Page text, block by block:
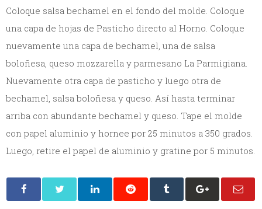
Coloque salsa bechamel en el fondo del molde. Coloque
una capa de hojas de Pasticho directo al Horno. Coloque
nuevamente una capa de bechamel, una de salsa
boloñesa, queso mozzarella y parmesano La Parmigiana.
Nuevamente otra capa de pasticho y luego otra de
bechamel, salsa boloñesa y queso. Así hasta terminar
arriba con abundante bechamel y queso. Tape el molde
con papel aluminio y hornee por 25 minutos a 350 grados.
Luego, retire el papel de aluminio y gratine por 5 minutos.